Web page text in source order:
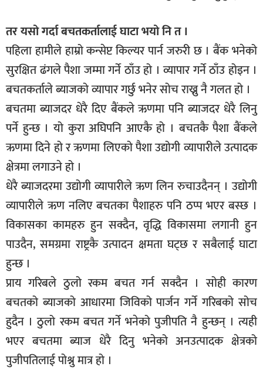
तर यसो गर्दा बचतकर्तालाई घाटा भयो नि त ।
पहिला हामीले हाम्रो कन्सेप्ट किल्यर पार्न जरुरी छ । बैंक भनेको
सुरक्षित ढंगले पैशा जम्मा गर्ने ठाँउ हो । व्यापार गर्ने ठाँउ होइन ।
बचतकर्ताले ब्याजको व्यापार गर्छु भनेर सोच राख्नु नै गलत हो ।
बचतमा ब्याजदर धेरै दिए बैंकले ऋणमा पनि ब्याजदर धेरै लिनु
पर्ने हुन्छ । यो कुरा अघिपनि आएकै हो । बचतकै पैशा बैंकले
ऋणमा दिने हो र ऋणमा लिएको पैशा उद्योगी व्यापारीले उत्पादक
क्षेत्रमा लगाउने हो ।
धेरै ब्याजदरमा उद्योगी व्यापारीले ऋण लिन रुचाउदैनन् । उद्योगी
व्यापारीले ऋण नलिए बचतका पैशाहरु पनि ठप्प भएर बस्छ ।
विकासका कामहरु हुन सक्दैन, वृद्धि विकासमा लगानी हुन
पाउदैन, समग्रमा राष्ट्रकै उत्पादन क्षमता घट्छ र सबैलाई घाटा
हुन्छ ।
प्राय गरिबले ठुलो रकम बचत गर्न सक्दैन । सोही कारण
बचतको ब्याजको आधारमा जिविको पार्जन गर्ने गरिबको सोच
हुदैन । ठुलो रकम बचत गर्ने भनेको पुजीपति नै हुन्छन् । त्यही
भएर बचतमा ब्याज धेरै दिनु भनेको अनउत्पादक क्षेत्रको
पुजीपतिलाई पोश्नु मात्र हो ।